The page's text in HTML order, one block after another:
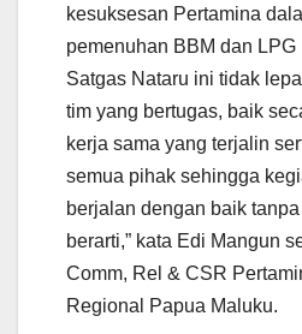
kesuksesan Pertamina
pemenuhan BBM dan
Satgas Nataru ini tidak
tim yang bertugas, baik
kerja sama yang terjalin
semua pihak sehingga
berjalan dengan baik
berarti,” kata Edi Mangun
Comm, Rel & CSR
Regional Papua Maluku.